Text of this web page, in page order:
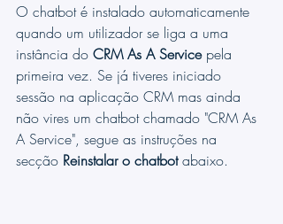
O chatbot é instalado automaticamente
quando um utilizador se liga a uma
instância do CRM As A Service pela
primeira vez. Se já tiveres iniciado
sessão na aplicação CRM mas ainda
não vires um chatbot chamado "CRM As
A Service", segue as instruções na
secção Reinstalar o chatbot abaixo.